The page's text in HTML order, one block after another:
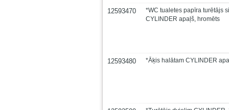
12593470
*WC tualetes papīra turētājs
CYLINDER apaļš, hromēts
12593480 *Āķis halātam CYLINDER